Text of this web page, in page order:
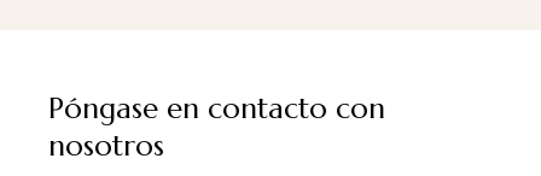
Póngase en contacto con
nosotros